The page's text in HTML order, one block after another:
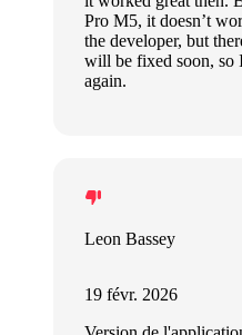
Pro M5, it doesn’t
the developer, but
will be fixed soon, so
again.
Leon Bassey
19 févr. 2026